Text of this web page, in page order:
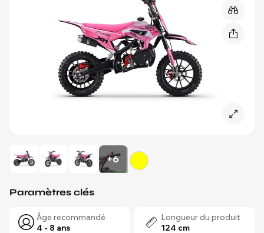
+6
Paramètres clés
Âge recommandé
4 - 8 ans
Longueur du produit
124 cm